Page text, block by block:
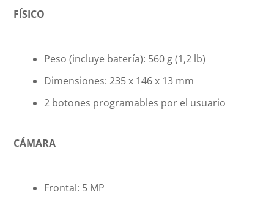
FÍSICO
Peso (incluye batería): 560 g (1,2 lb)
Dimensiones: 235 x 146 x 13 mm
2 botones programables por el usuario
CÁMARA
Frontal: 5 MP